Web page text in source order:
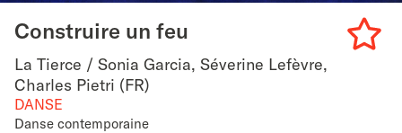
Construire un feu
La Tierce / Sonia Garcia, Séverine Lefèvre,
Charles Pietri (FR)
DANSE
Danse contemporaine